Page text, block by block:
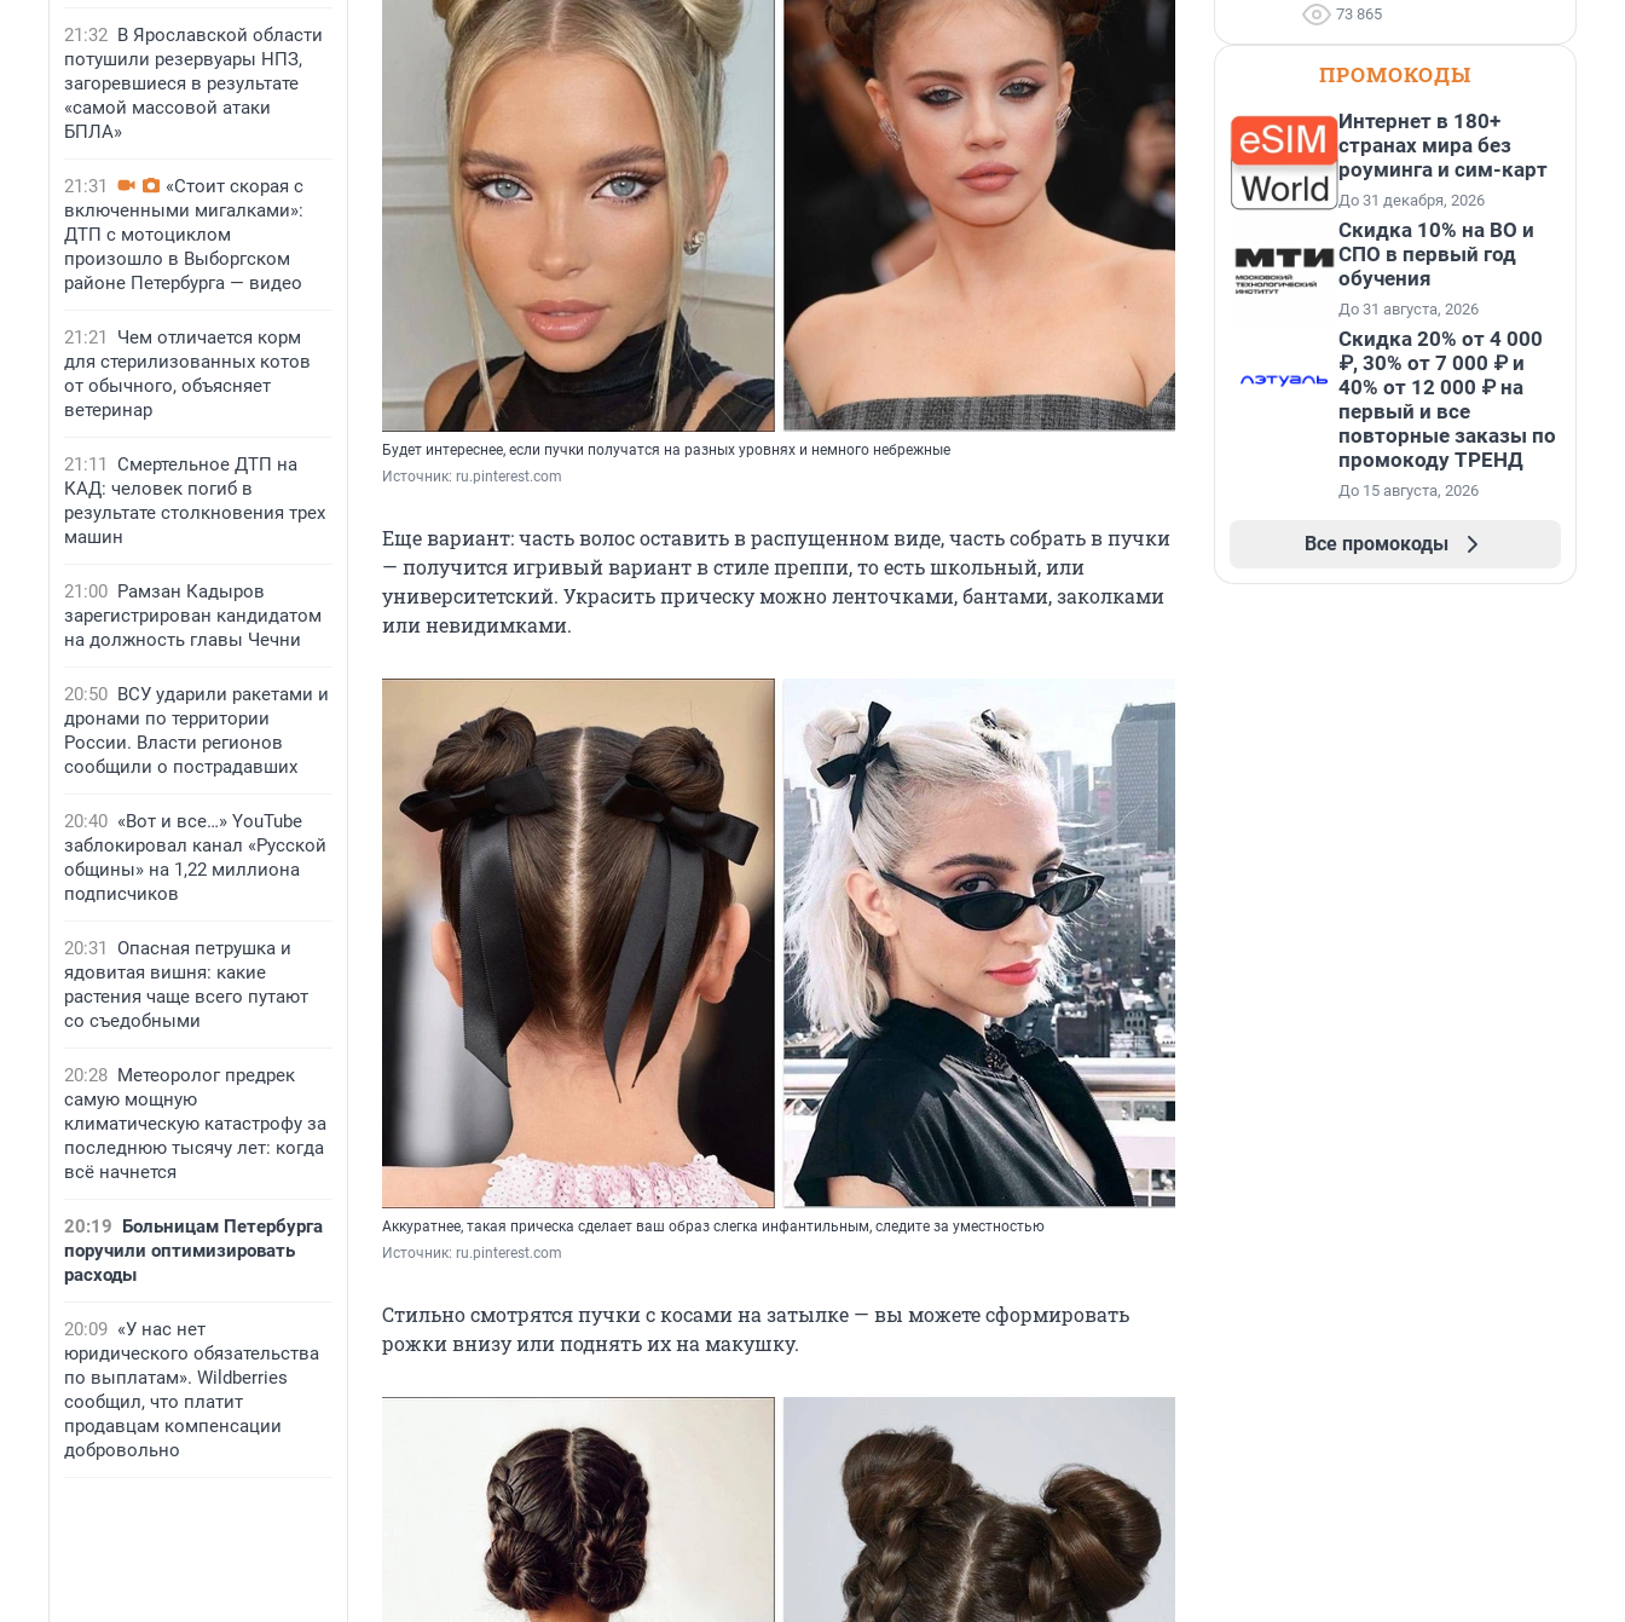
21:32 В Ярославской области
потушили резервуары НПЗ,
загоревшиеся в результате
«самой массовой атаки
БПЛА»
21:31
«Стоит скорая с
включенными мигалками»:
ДТП с мотоциклом
произошло в Выборгском
районе Петербурга — видео
21:21
Чем отличается корм
для стерилизованных котов
от обычного, объясняет
ветеринар
21:11 Смертельное ДТП на
КАД: человек погиб в
результате столкновения трех
машин
21:00 Рамзан Кадыров
зарегистрирован кандидатом
на должность главы Чечни
20:50 ВСУ ударили ракетами и
дронами по территории
России. Власти регионов
сообщили о пострадавших
20:40 «Вот и все…» YouTube
заблокировал канал «Русской
общины» на 1,22 миллиона
подписчиков
20:31 Опасная петрушка и
ядовитая вишня: какие
растения чаще всего путают
со съедобными
20:28 Метеоролог предрек
самую мощную
климатическую катастрофу за
последнюю тысячу лет: когда
всё начнется
20:19 Больницам Петербурга
поручили оптимизировать
расходы
20:09 «У нас нет
юридического обязательства
по выплатам». Wildberries
сообщил, что платит
продавцам компенсации
добровольно
Будет интереснее, если пучки получатся на разных уровнях и немного небрежные
Источник: ru.pinterest.com
Еще вариант: часть волос оставить в распущенном виде, часть собрать в пучки
— получится игривый вариант в стиле преппи, то есть школьный, или
университетский. Украсить прическу можно ленточками, бантами, заколками
или невидимками.
Аккуратнее, такая прическа сделает ваш образ слегка инфантильным, следите за уместностью
Источник: ru.pinterest.com
Стильно смотрятся пучки с косами на затылке — вы можете сформировать
рожки внизу или поднять их на макушку.
73 865
ПРОМОКОДЫ
Интернет в 180+
странах мира без
роуминга и сим-карт
До 31 декабря, 2026
Скидка 10% на ВО и
СПО в первый год
обучения
До 31 августа, 2026
Скидка 20% от 4 000
₽, 30% от 7 000 ₽ и
40% от 12 000 ₽ на
первый и все
повторные заказы по
промокоду ТРЕНД
До 15 августа, 2026
Все промокоды